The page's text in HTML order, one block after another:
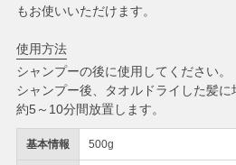
基本情報 500g
もお使いいただけます。
使用方法
シャンプーの後に使用してください。
シャンプー後、タオルドライした髪に
約5～10分間放置します。